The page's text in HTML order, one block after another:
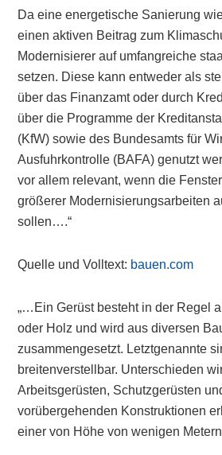
Da eine energetische Sanierung
einen aktiven Beitrag zum
Modernisierer auf umfangreiche
setzen. Diese kann entweder als
über das Finanzamt oder durch
über die Programme der
(KfW) sowie des Bundesamts für
Ausfuhrkontrolle (BAFA) genutzt
vor allem relevant, wenn die
größerer Modernisierungsarbeiten
sollen….“
Quelle und Volltext: bauen.com
„…Ein Gerüst besteht in der Regel
oder Holz und wird aus diversen
zusammengesetzt. Letztgenannte
breitenverstellbar. Unterschieden
Arbeitsgerüsten, Schutzgerüsten
vorübergehenden Konstruktionen
einer von Höhe von wenigen